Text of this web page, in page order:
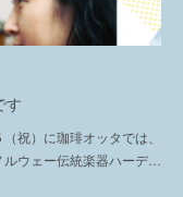
す
祝）に珈琲オッタでは、
ウェー伝統楽器ハーデ…